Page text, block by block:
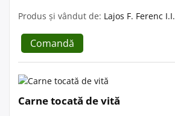
Produs și vândut de: Lajos F. Ferenc I.I.
Comandă
Carne tocată de vită